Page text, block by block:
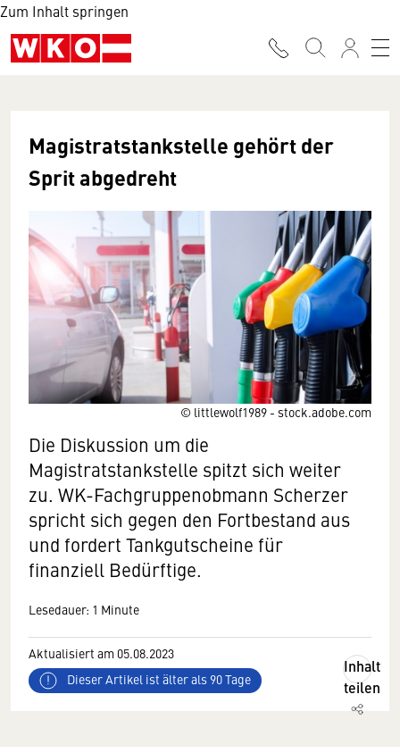
Zum Inhalt springen
© littlewolf1989 - stock.adobe.com
Magistrats­tankstelle gehört der
Sprit abgedreht
Die Diskussion um die
Magistratstankstelle spitzt sich weiter
zu. WK-Fachgruppenobmann Scherzer
spricht sich gegen den Fortbestand aus
und fordert Tankgutscheine für
finanziell Bedürftige.
Lesedauer: 1 Minute
Aktualisiert am 05.08.2023
Dieser Artikel ist älter als 90 Tage
Inhalt
teilen